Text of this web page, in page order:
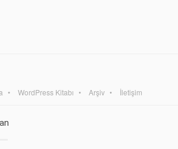
WordPress Kitabı Arşiv İletişim